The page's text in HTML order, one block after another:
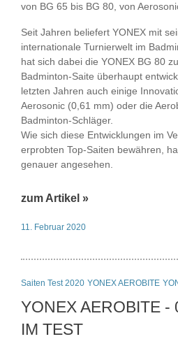
von BG 65 bis BG 80, von
Seit Jahren beliefert YONEX mit
internationale Turnierwelt im
hat sich dabei die YONEX BG 80
Badminton-Saite überhaupt
letzten Jahren auch einige
Aerosonic (0,61 mm) oder die
Badminton-Schläger.
Wie sich diese Entwicklungen im
erprobten Top-Saiten bewähren,
genauer angesehen.
zum Artikel »
11. Februar 2020
Saiten Test 2020 YONEX AEROBITE
YONEX AEROBITE -
IM TEST